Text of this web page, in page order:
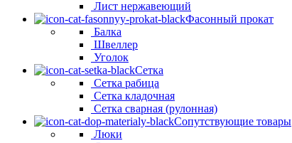
Лист нержавеющий
Фасонный прокат
Балка
Швеллер
Уголок
Сетка
Сетка рабица
Сетка кладочная
Сетка сварная (рулонная)
Сопутствующие товары
Люки